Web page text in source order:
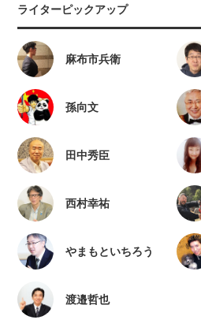
ライターピックアップ
麻布市兵衛
孫向文
田中秀臣
西村幸祐
やまもといちろう
渡邉哲也